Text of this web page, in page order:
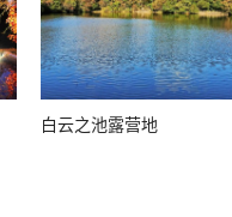
白云之池露营地